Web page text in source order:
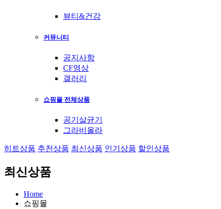
뷰티&건강
커뮤니티
공지사항
CF영상
갤러리
쇼핑몰 전체상품
공기살균기
그라비올라
히트상품 추천상품 최신상품 인기상품 할인상품
최신상품
Home
쇼핑몰